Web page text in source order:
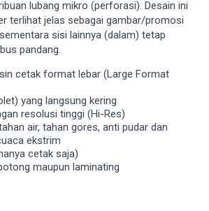
lubang mikro (perforasi). Desain ini
terlihat jelas sebagai gambar/promosi
sisi lainnya (dalam) tetap
pandang.
cetak format lebar (Large Format
yang langsung kering
resolusi tinggi (Hi-Res)
air, tahan gores, anti pudar dan
ekstrim
cetak saja)
maupun laminating